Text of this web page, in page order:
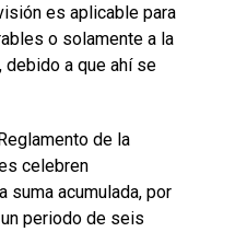
es aplicable para
o solamente a la
debido a que ahí se
de la
celebren
suma acumulada, por
periodo de seis